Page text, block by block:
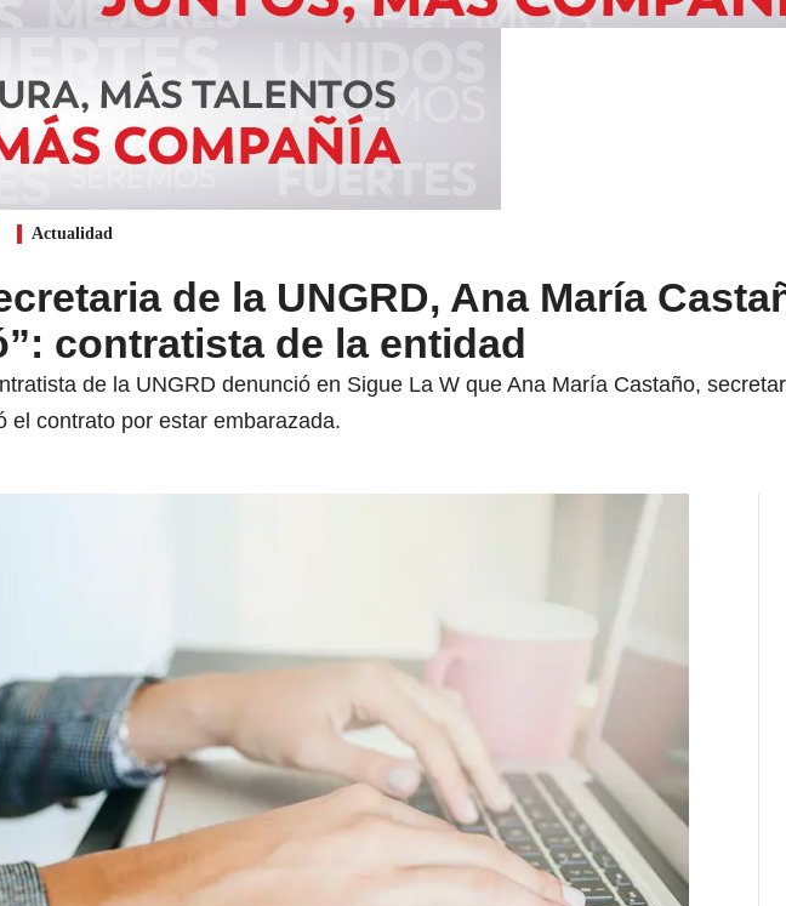
Actualidad
de la UNGRD, Ana María
contratista de la entidad
de la UNGRD denunció en Sigue La W que Ana María Castaño,
el contrato por estar embarazada.